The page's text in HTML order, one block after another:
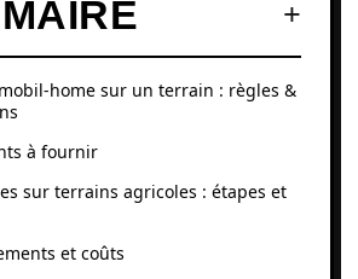
home sur un terrain : règles &
à fournir
sur terrains agricoles : étapes et
et coûts